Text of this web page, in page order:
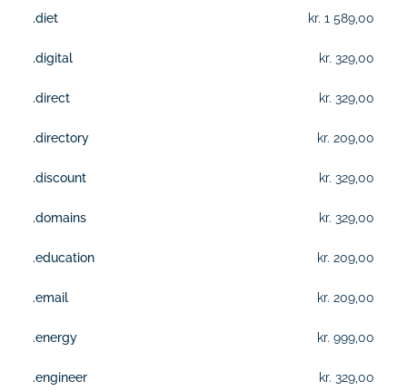
kr. 1 589,00
.diet
kr. 329,00
.digital
kr. 329,00
.direct
kr. 209,00
.directory
kr. 329,00
.discount
kr. 329,00
.domains
kr. 209,00
.education
kr. 209,00
.email
kr. 999,00
.energy
kr. 329,00
.engineer